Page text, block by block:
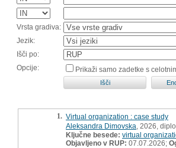
Vrsta gradiva:
Jezik:
Išči po:
Opcije:
Prikaži samo zadetke s
1. Virtual organization : case study
Aleksandra Dimovska , 2026,
Ključne besede: virtual
Objavljeno v RUP: 07.07.2026;